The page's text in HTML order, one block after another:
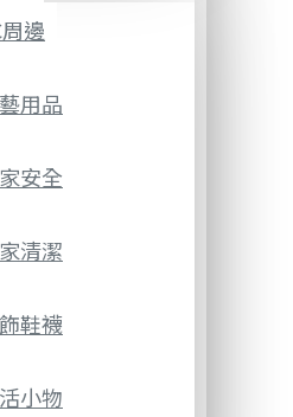
邊
用品
安全
清潔
鞋襪
小物